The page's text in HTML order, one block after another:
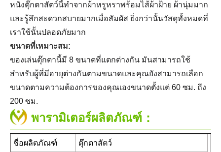
หนังตุ๊กตาสัตว์นี้ทำจากผ้าหรูหราพร้อมไส้ผ้าฝ้าย ผ้านุ่มมาก
และรู้สึกสะดวกสบายมากเมื่อสัมผัส ยิ่งกว่านั้นวัสดุทั้งหมดที่
เราใช้นั้นปลอดภัยมาก
ขนาดที่เหมาะสม:
ของเล่นตุ๊กตานี้มี 8 ขนาดที่แตกต่างกัน มันสามารถใช้
สำหรับผู้ที่มีอายุต่างกันตามขนาดและคุณยังสามารถเลือก
ขนาดตามความต้องการของคุณเองขนาดตั้งแต่ 60 ซม. ถึง
200 ซม.
พารามิเตอร์ผลิตภัณฑ์：
ชื่อผลิตภัณฑ์ ตุ๊กตาสัตว์